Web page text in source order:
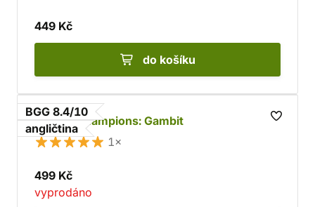
449 Kč
do košíku
BGG 8.4/10
angličtina
Marvel Champions: Gambit
1×
499 Kč
vyprodáno